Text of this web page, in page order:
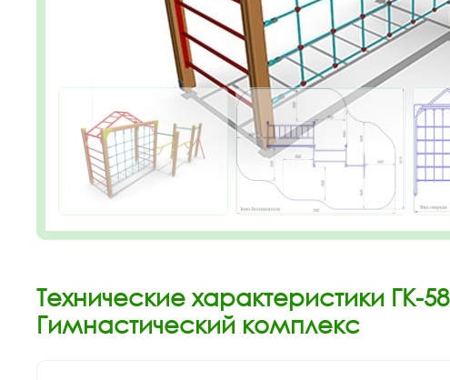
Технические характеристики ГК-58
Гимнастический комплекс